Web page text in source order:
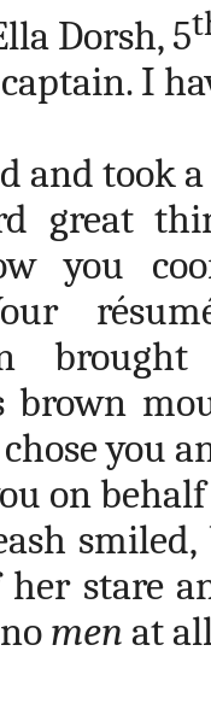
Dorsh, 5
I
and took
great
you
brown
you
on
stare
men at